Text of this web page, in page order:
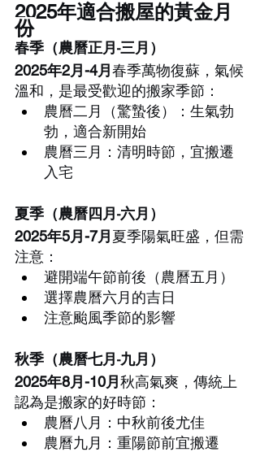
2025年適合搬屋的黃金月
份
春季（農曆正月-三月）
2025年2月-4月 春季萬物復蘇，氣候
溫和，是最受歡迎的搬家季節：
農曆二月（驚蟄後）：生氣勃
勃，適合新開始
農曆三月：清明時節，宜搬遷
入宅
夏季（農曆四月-六月）
2025年5月-7月 夏季陽氣旺盛，但需
注意：
避開端午節前後（農曆五月）
選擇農曆六月的吉日
注意颱風季節的影響
秋季（農曆七月-九月）
2025年8月-10月 秋高氣爽，傳統上
認為是搬家的好時節：
農曆八月：中秋前後尤佳
農曆九月：重陽節前宜搬遷